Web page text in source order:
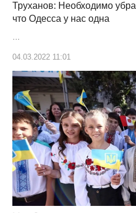
Труханов: Необходимо
что Одесса у нас одна
…
04.03.2022 11:01